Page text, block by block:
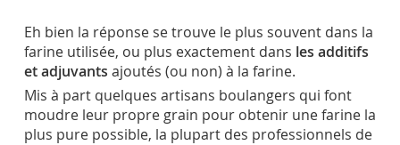
Eh bien la réponse se trouve le plus souvent dans la
farine utilisée, ou plus exactement dans les additifs
et adjuvants ajoutés (ou non) à la farine.
Mis à part quelques artisans boulangers qui font
moudre leur propre grain pour obtenir une farine la
plus pure possible, la plupart des professionnels de